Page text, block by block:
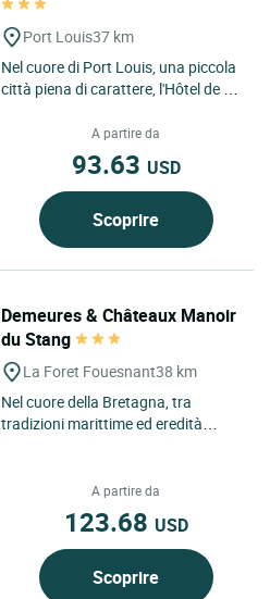
Port Louis37 km
Nel cuore di Port Louis, una piccola
città piena di carattere, l'Hôtel de La
dalle spiagge....A partire da
93.63 USD
Scoprire
Demeures & Châteaux Manoir
du Stang
La Foret Fouesnant38 km
Nel cuore della Bretagna, tra
tradizioni marittime ed eredità
A partire da
123.68 USD
Scoprire